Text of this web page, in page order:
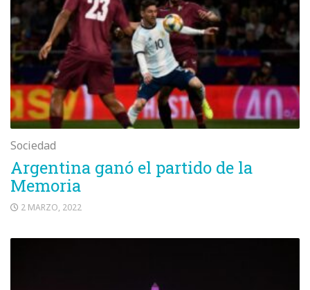
Sociedad
Argentina ganó el partido de la
Memoria
2 MARZO, 2022